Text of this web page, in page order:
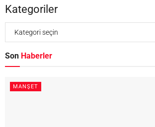
Kategoriler
Son Haberler
MANŞET